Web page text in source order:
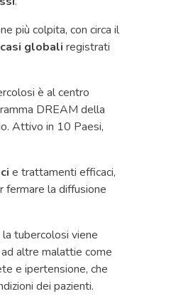
più colpita, con circa il
globali registrati
è al centro
DREAM della
Attivo in 10 Paesi,
e trattamenti efficaci,
fermare la diffusione
la tubercolosi viene
altre malattie come
e ipertensione, che
dei pazienti.